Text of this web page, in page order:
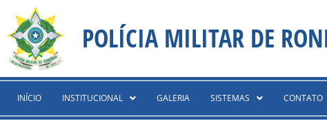
content
para
conteúdo
POLÍCIA MILITAR DE
INÍCIO INSTITUCIONAL GALERIA SISTEMAS CONTATO